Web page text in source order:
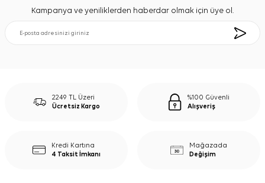
Kampanya ve yeniliklerden haberdar olmak için üye ol.
2249 TL Üzeri
Ücretsiz Kargo
%100 Güvenli
Alışveriş
Kredi Kartına
4 Taksit İmkanı
Mağazada
Değişim